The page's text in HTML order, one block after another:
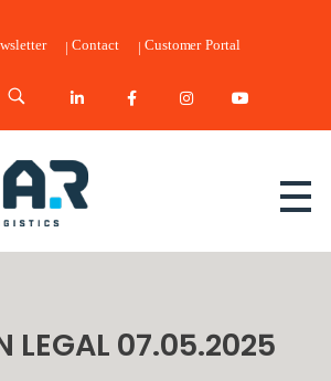
Contact Customer Portal
LEGAL 07.05.2025